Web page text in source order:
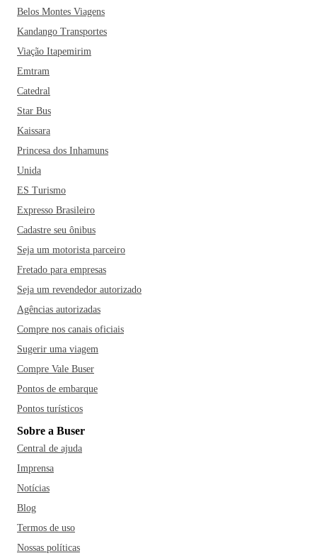
Belos Montes Viagens
Kandango Transportes
Viação Itapemirim
Emtram
Catedral
Star Bus
Kaissara
Princesa dos Inhamuns
Unida
ES Turismo
Expresso Brasileiro
Cadastre seu ônibus
Seja um motorista parceiro
Fretado para empresas
Seja um revendedor autorizado
Agências autorizadas
Compre nos canais oficiais
Sugerir uma viagem
Compre Vale Buser
Pontos de embarque
Pontos turísticos
Sobre a Buser
Central de ajuda
Imprensa
Notícias
Blog
Termos de uso
Nossas políticas